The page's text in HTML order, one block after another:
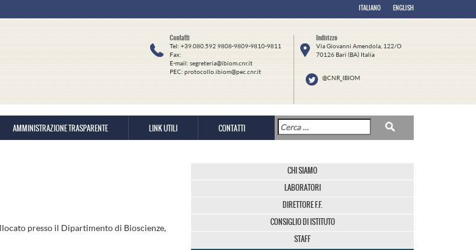
ITALIANO ENGLISH
Contatti
Tel: +39.080.592 9808-9809-9810-9811
Fax:
E-mail: segreteria@ibiom.cnr.it
PEC: protocollo.ibiom@pec.cnr.it
Indirizzo
Via Giovanni Amendola, 122/O
70126 Bari (BA) Italia
@CNR_IBIOM
AMMINISTRAZIONE TRASPARENTE LINK UTILI CONTATTI
presso il Dipartimento di Bioscienze,
CHI SIAMO
LABORATORI
DIRETTORE F.F.
CONSIGLIO DI ISTITUTO
STAFF